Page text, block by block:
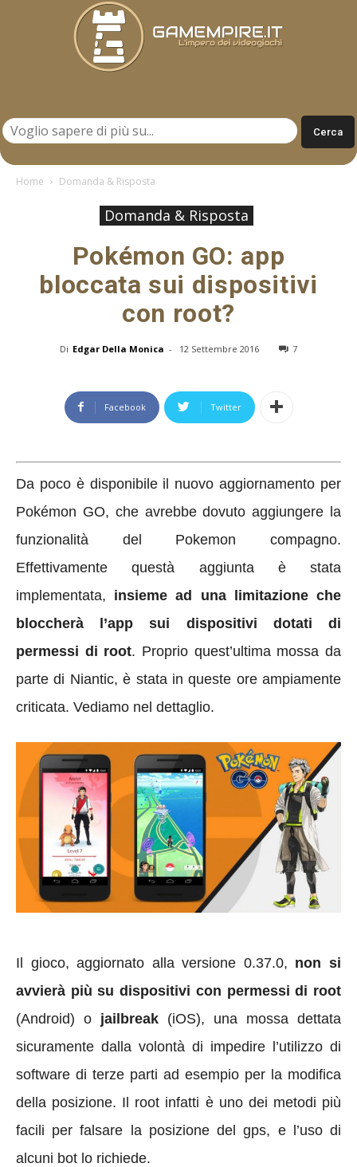
Home Domanda & Risposta
Domanda & Risposta
Pokémon GO: app
bloccata sui dispositivi
con root?
Di Edgar Della Monica - 12 Settembre 2016 7
Facebook Twitter
Da poco è disponibile il nuovo aggiornamento per
Pokémon GO, che avrebbe dovuto aggiungere la
funzionalità del Pokemon compagno.
Effettivamente questà aggiunta è stata
implementata, insieme ad una limitazione che
bloccherà l’app sui dispositivi dotati di
permessi di root. Proprio quest’ultima mossa da
parte di Niantic, è stata in queste ore ampiamente
criticata. Vediamo nel dettaglio.
Il gioco, aggiornato alla versione 0.37.0, non si
avvierà più su dispositivi con permessi di root
(Android) o jailbreak (iOS), una mossa dettata
sicuramente dalla volontà di impedire l’utilizzo di
software di terze parti ad esempio per la modifica
della posizione. Il root infatti è uno dei metodi più
facili per falsare la posizione del gps, e l’uso di
alcuni bot lo richiede.